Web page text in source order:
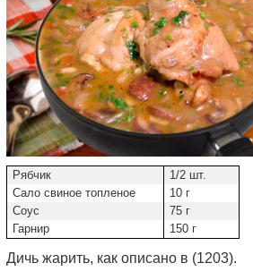
Рябчик
1/2 шт.
Сало свиное топленое
10 г
Соус
75 г
Гарнир
150 г
Дичь жарить, как описано в (1203).